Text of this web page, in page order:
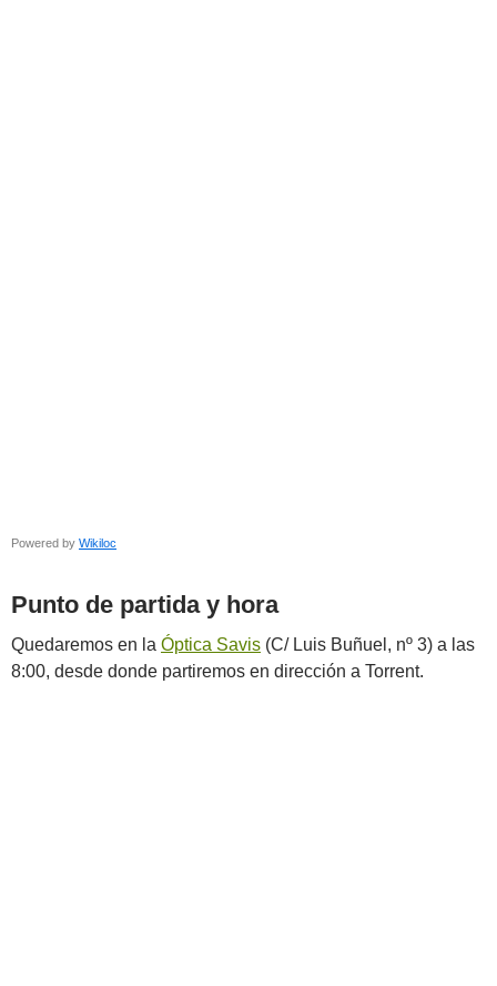
Powered by Wikiloc
Punto de partida y hora
Quedaremos en la Óptica Savis (C/ Luis Buñuel, nº 3) a las
8:00, desde donde partiremos en dirección a Torrent.